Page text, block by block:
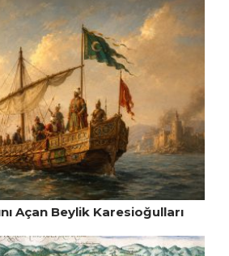
Açan Beylik Karesioğulları